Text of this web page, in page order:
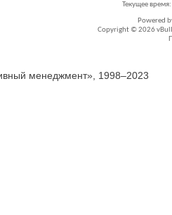
Текущее время:
Powered
Copyright © 2026
менеджмент», 1998–2023